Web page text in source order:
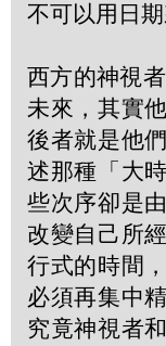
不可以用日期
西方的神視
未來，其實
後者就是他
述那種「大
些次序卻是
改變自己所
行式的時間
必須再集中
究竟神視者